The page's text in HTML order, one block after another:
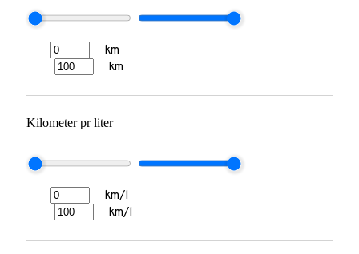
km
km
Kilometer pr liter
km/l
km/l